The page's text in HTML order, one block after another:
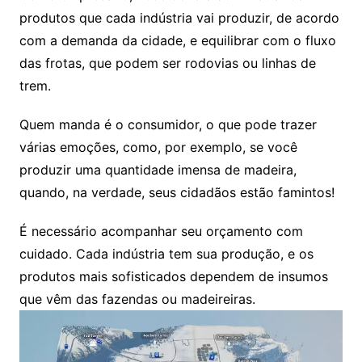
produtos que cada indústria vai produzir, de acordo
com a demanda da cidade, e equilibrar com o fluxo
das frotas, que podem ser rodovias ou linhas de
trem.
Quem manda é o consumidor, o que pode trazer
várias emoções, como, por exemplo, se você
produzir uma quantidade imensa de madeira,
quando, na verdade, seus cidadãos estão famintos!
É necessário acompanhar seu orçamento com
cuidado. Cada indústria tem sua produção, e os
produtos mais sofisticados dependem de insumos
que vêm das fazendas ou madeireiras.